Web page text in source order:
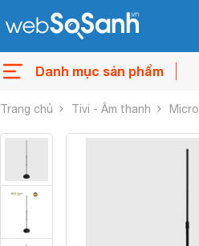
Danh mục sản phẩm
Trang chủ Tivi - Âm thanh Micro